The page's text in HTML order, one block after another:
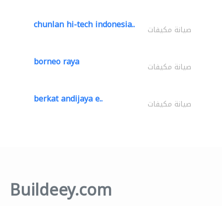
chunlan hi-tech indonesia.. صيانة مكيفات
borneo raya صيانة مكيفات
berkat andijaya e.. صيانة مكيفات
Buildeey.com